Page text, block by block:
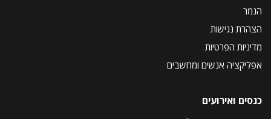
הנמר
הצהרת נגישות
מדיניות הפרטיות
אפליקציה אנשים ומחשבים
כנסים ואירועים